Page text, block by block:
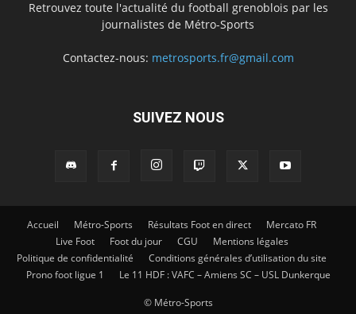
Retrouvez toute l'actualité du football grenoblois par les
journalistes de Métro-Sports
Contactez-nous: metrosports.fr@gmail.com
SUIVEZ NOUS
Accueil Métro-Sports Résultats Foot en direct
Mercato FR
Live Foot
Foot du jour CGU
Mentions légales
Politique de confidentialité
Conditions générales d’utilisation du site
Prono foot ligue 1
Le 11 HDF : VAFC – Amiens SC – USL Dunkerque
© Métro-Sports